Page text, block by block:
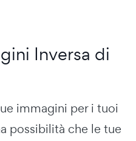
Inversa di
immagini per i tuoi
possibilità che le tue